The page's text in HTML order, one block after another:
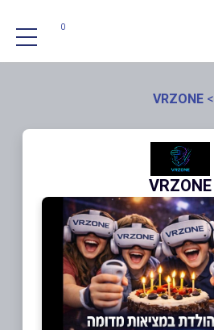
0
>
VRZONE
VRZONE